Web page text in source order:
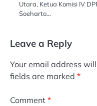
Utara, Ketua Komisi IV
Soeharto…
Leave a Reply
Your email address
fields are marked *
Comment *